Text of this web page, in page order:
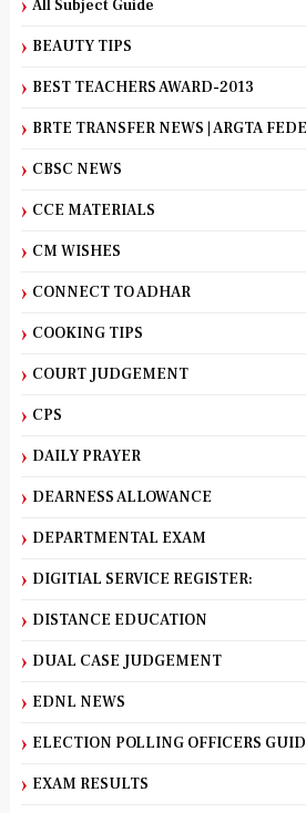
All Subject Guide
BEAUTY TIPS
BEST TEACHERS AWARD-2013
BRTE TRANSFER NEWS | ARGTA
CBSC NEWS
CCE MATERIALS
CM WISHES
CONNECT TO ADHAR
COOKING TIPS
COURT JUDGEMENT
CPS
DAILY PRAYER
DEARNESS ALLOWANCE
DEPARTMENTAL EXAM
DIGITIAL SERVICE REGISTER:
DISTANCE EDUCATION
DUAL CASE JUDGEMENT
EDNL NEWS
ELECTION POLLING OFFICERS
EXAM RESULTS